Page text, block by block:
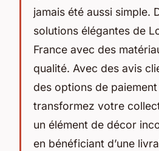
jamais été aussi simple.
solutions élégantes de
France avec des
qualité. Avec des avis
des options de
transformez votre
un élément de décor
en bénéficiant d’une